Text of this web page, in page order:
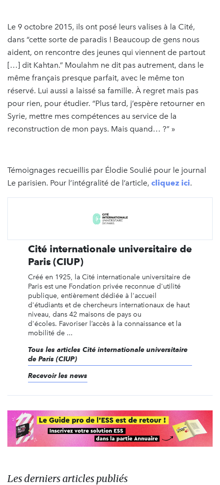
Le 9 octobre 2015, ils ont posé leurs valises à la Cité,
dans “cette sorte de paradis ! Beaucoup de gens nous
aident, on rencontre des jeunes qui viennent de partout
[…] dit Kahtan.” Moulahm ne dit pas autrement, dans le
même français presque parfait, avec le même ton
réservé. Lui aussi a laissé sa famille. À regret mais pas
pour rien, pour étudier. “Plus tard, j’espère retourner en
Syrie, mettre mes compétences au service de la
reconstruction de mon pays. Mais quand… ?” »
Témoignages recueillis par Élodie Soulié pour le journal
Le parisien. Pour l’intégralité de l’article, cliquez ici.
Cité internationale universitaire de
Paris (CIUP)
Créé en 1925, la Cité internationale universitaire de
Paris est une Fondation privée reconnue d'utilité
publique, entièrement dédiée à l'accueil
d'étudiants et de chercheurs internationaux de haut
niveau, dans 42 maisons de pays ou
d'écoles. Favoriser l’accès à la connaissance et la
mobilité de ...
Tous les articles Cité internationale universitaire
de Paris (CIUP)
Recevoir les news
Les derniers articles publiés